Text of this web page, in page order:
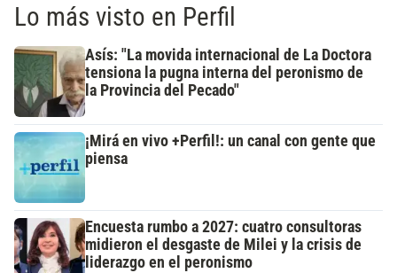
Lo más visto en Perfil
Asís: "La movida internacional de La Doctora
tensiona la pugna interna del peronismo de
la Provincia del Pecado"
¡Mirá en vivo +Perfil!: un canal con gente que
piensa
Encuesta rumbo a 2027: cuatro consultoras
midieron el desgaste de Milei y la crisis de
liderazgo en el peronismo